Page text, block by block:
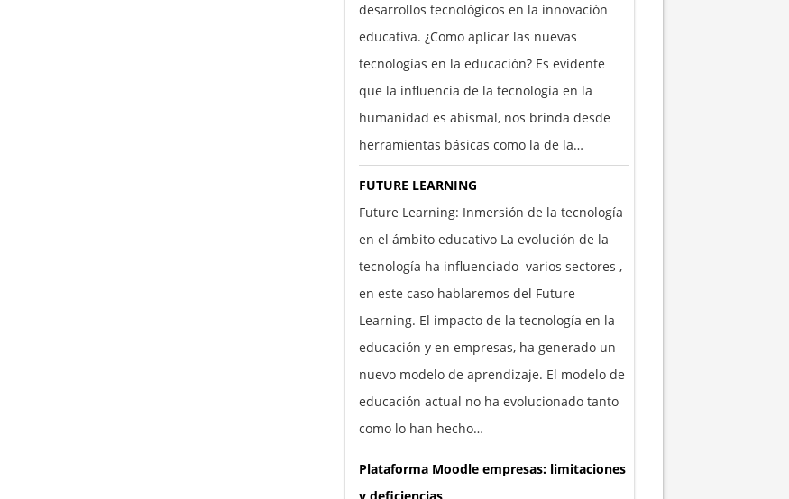
desarrollos tecnológicos en la innovación
educativa. ¿Como aplicar las nuevas
tecnologías en la educación? Es evidente
que la influencia de la tecnología en la
humanidad es abismal, nos brinda desde
herramientas básicas como la de la…
FUTURE LEARNING
Future Learning: Inmersión de la tecnología
en el ámbito educativo La evolución de la
tecnología ha influenciado varios sectores ,
en este caso hablaremos del Future
Learning. El impacto de la tecnología en la
educación y en empresas, ha generado un
nuevo modelo de aprendizaje. El modelo de
educación actual no ha evolucionado tanto
como lo han hecho…
Plataforma Moodle empresas: limitaciones